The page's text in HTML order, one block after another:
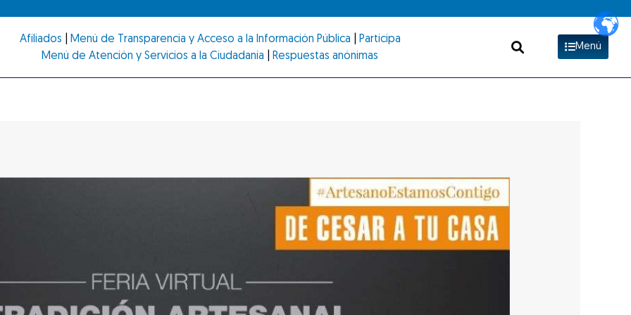
Afiliados Menú de Transparencia y Acceso a la Información Pública
Participa
Menú de Atención y Servicios a la Ciudadanía
Respuestas anónimas
Menú